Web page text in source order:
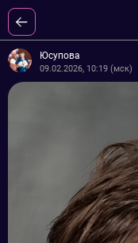
Юсупова
09.02.2026, 10:19 (мск)